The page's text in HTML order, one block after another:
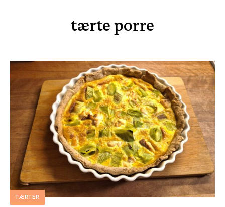
tærte porre
TÆRTER